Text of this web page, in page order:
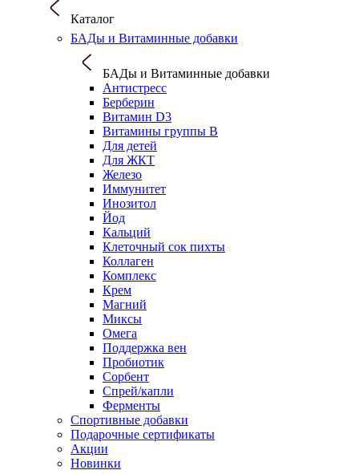
Каталог
БАДы и Витаминные добавки
БАДы и Витаминные добавки
Антистресс
Берберин
Витамин D3
Витамины группы B
Для детей
Для ЖКТ
Железо
Иммунитет
Инозитол
Йод
Кальций
Клеточный сок пихты
Коллаген
Комплекс
Крем
Магний
Миксы
Омега
Поддержка вен
Пробиотик
Сорбент
Спрей/капли
Ферменты
Спортивные добавки
Подарочные сертификаты
Акции
Новинки